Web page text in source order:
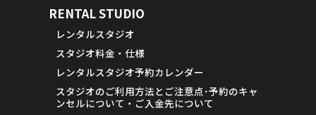
RENTAL STUDIO
レンタルスタジオ
スタジオ料金・仕様
レンタルスタジオ予約カレンダー
スタジオのご利用方法とご注意点･予約のキャ
ンセルについて・ご入金先について